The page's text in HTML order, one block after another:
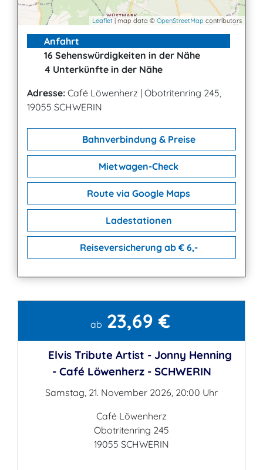
Leaflet | map data © OpenStreetMap contributors
Anfahrt
16 Sehenswürdigkeiten in der Nähe
4 Unterkünfte in der Nähe
Adresse: Café Löwenherz | Obotritenring 245,
19055 SCHWERIN
Bahnverbindung & Preise
Mietwagen-Check
Route via Google Maps
Ladestationen
Reiseversicherung ab € 6,-
ab 23,69 €
Elvis Tribute Artist - Jonny Henning
- Café Löwenherz - SCHWERIN
Samstag, 21. November 2026, 20:00 Uhr
Café Löwenherz
Obotritenring 245
19055 SCHWERIN